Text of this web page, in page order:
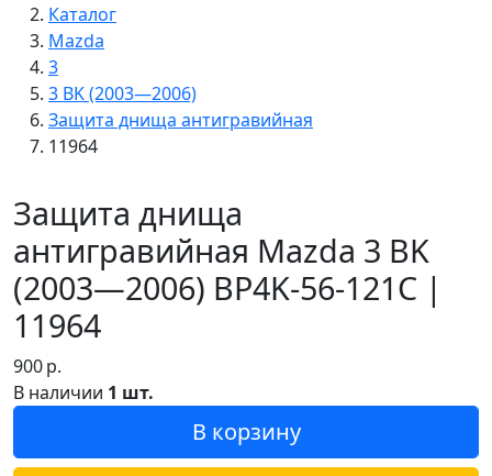
Каталог
Mazda
3
3 BK (2003—2006)
Защита днища антигравийная
11964
Защита днища
антигравийная Mazda 3 BK
(2003—2006) BP4K-56-121C |
11964
900р.
В наличии 1 шт.
В корзину